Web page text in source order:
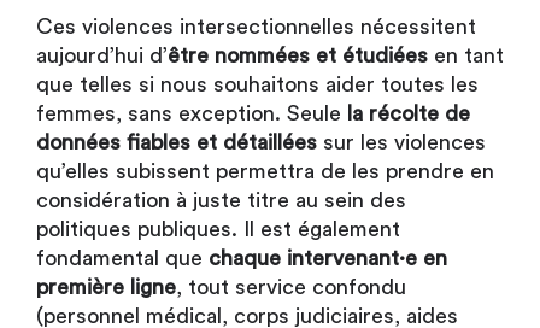
Ces violences intersectionnelles nécessitent
aujourd’hui d’être nommées et étudiées en tant
que telles si nous souhaitons aider toutes les
femmes, sans exception. Seule
la récolte de
données fiables et détaillées sur les violences
qu’elles subissent permettra de les prendre en
considération à juste titre au sein des
politiques publiques. Il est également
fondamental que chaque intervenant·e en
première ligne, tout service confondu
(personnel médical, corps judiciaires, aides